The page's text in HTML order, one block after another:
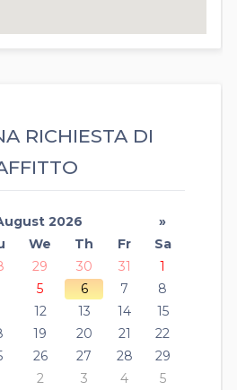
RICHIESTA DI
2026
»
We Th Fr
Sa
29 30 31
1
5 6 7
8
12 13 14
15
19 20 21
22
26 27 28
29
2 3 4 5